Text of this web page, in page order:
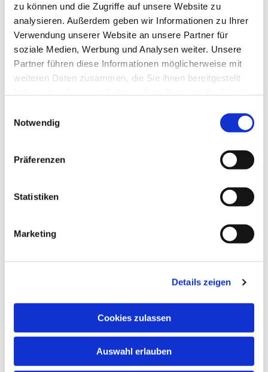
zu können und die Zugriffe auf unsere Website zu
analysieren. Außerdem geben wir Informationen zu Ihrer
Verwendung unserer Website an unsere Partner für
soziale Medien, Werbung und Analysen weiter. Unsere
Partner führen diese Informationen möglicherweise mit
weiteren Daten zusammen, die Sie ihnen bereitgestellt
Notwendig
Präferenzen
Statistiken
Marketing
Details zeigen
Cookies zulassen
Auswahl erlauben
Dies könnte Sie auch